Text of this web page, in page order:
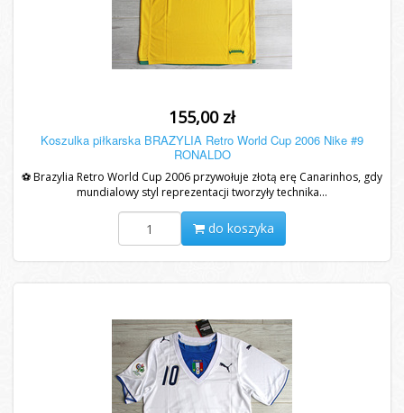
155,00 zł
Koszulka piłkarska BRAZYLIA Retro World Cup 2006 Nike #9
RONALDO
⚽ Brazylia Retro World Cup 2006 przywołuje złotą erę Canarinhos, gdy
mundialowy styl reprezentacji tworzyły technika...
do koszyka